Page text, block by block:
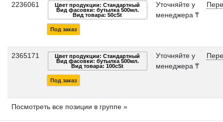
2236061
Цвет продукции: Стандартный
Вид фасовки: бутылка 500мл.
Вид товара: 50cSt
Под заказ
Уточняйте у
менеджера ₸
2365171
Цвет продукции: Стандартный
Вид фасовки: бутылка 500мл.
Вид товара: 100cSt
Под заказ
Уточняйте у
менеджера ₸
Посмотреть все позиции в группе »